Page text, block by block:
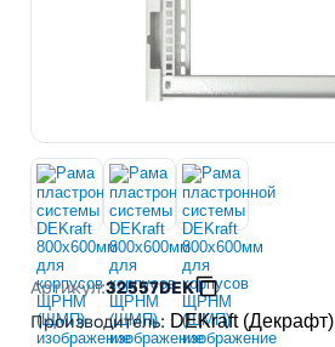
Артикул:32557DEK
Производитель: DEKraft (Декрафт)